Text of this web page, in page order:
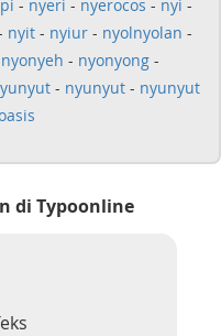
- nyeri - nyerocos - nyi -
nyit - nyiur - nyolnyolan -
nyonyeh - nyonyong -
- nyunyut - nyunyut
di Typoonline